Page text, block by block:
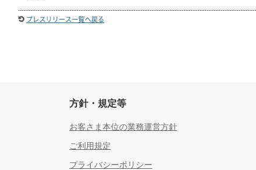
プレスリリース一覧へ戻る
方針・規定等
お客さま本位の業務運営方針
ご利用規定
プライバシーポリシー